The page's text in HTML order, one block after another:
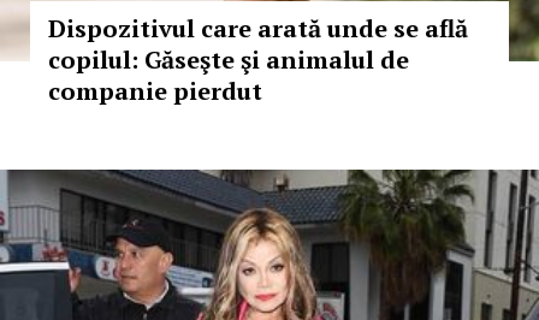
Dispozitivul care arată unde se află
copilul: Găseşte şi animalul de
companie pierdut